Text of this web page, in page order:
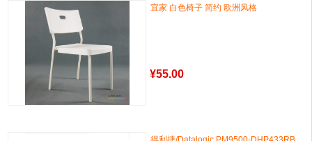
宜家 白色椅子 简约 欧洲风格
¥55.00